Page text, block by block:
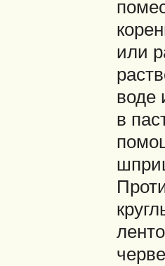
или
воде
в